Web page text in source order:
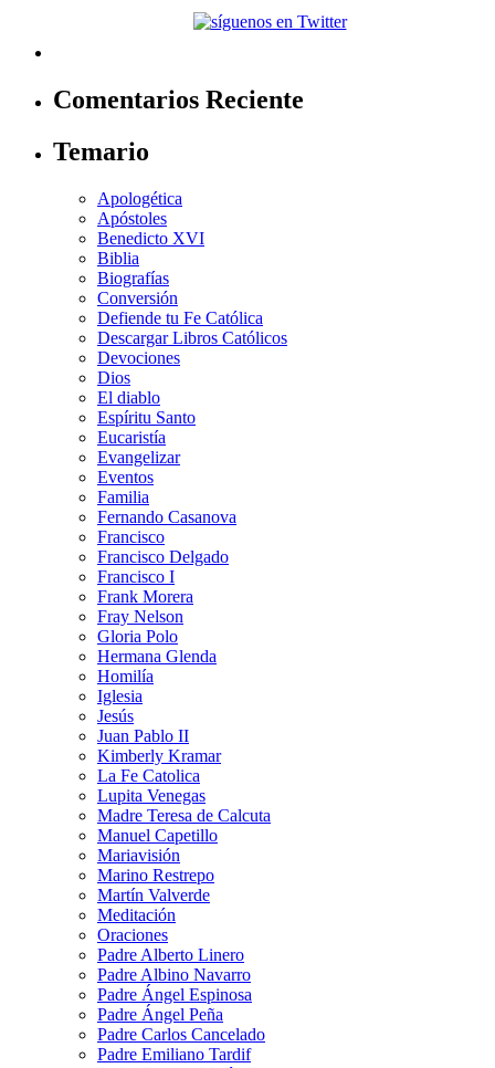
Comentarios Reciente
Temario
Apologética
Apóstoles
Benedicto XVI
Biblia
Biografías
Conversión
Defiende tu Fe Católica
Descargar Libros Católicos
Devociones
Dios
El diablo
Espíritu Santo
Eucaristía
Evangelizar
Eventos
Familia
Fernando Casanova
Francisco
Francisco Delgado
Francisco I
Frank Morera
Fray Nelson
Gloria Polo
Hermana Glenda
Homilía
Iglesia
Jesús
Juan Pablo II
Kimberly Kramar
La Fe Catolica
Lupita Venegas
Madre Teresa de Calcuta
Manuel Capetillo
Mariavisión
Marino Restrepo
Martín Valverde
Meditación
Oraciones
Padre Alberto Linero
Padre Albino Navarro
Padre Ángel Espinosa
Padre Ángel Peña
Padre Carlos Cancelado
Padre Emiliano Tardif